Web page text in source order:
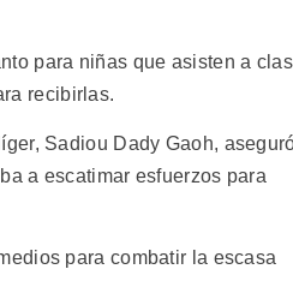
para niñas que asisten a
recibirlas.
Sadiou Dady Gaoh,
a escatimar esfuerzos para
para combatir la escasa